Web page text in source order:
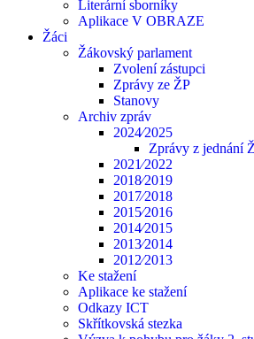
Literární sborníky
Aplikace V OBRAZE
Žáci
Žákovský parlament
Zvolení zástupci
Zprávy ze ŽP
Stanovy
Archiv zpráv
2024⁄2025
Zprávy z jednání
2021⁄2022
2018⁄2019
2017⁄2018
2015⁄2016
2014⁄2015
2013⁄2014
2012⁄2013
Ke stažení
Aplikace ke stažení
Odkazy ICT
Skřítkovská stezka